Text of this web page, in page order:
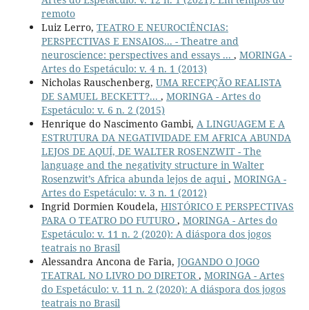
remoto
Luiz Lerro, TEATRO E NEUROCIÊNCIAS:
PERSPECTIVAS E ENSAIOS... - Theatre and
neuroscience: perspectives and essays ... , MORINGA -
Artes do Espetáculo: v. 4 n. 1 (2013)
Nicholas Rauschenberg, UMA RECEPÇÃO REALISTA
DE SAMUEL BECKETT?... , MORINGA - Artes do
Espetáculo: v. 6 n. 2 (2015)
Henrique do Nascimento Gambi, A LINGUAGEM E A
ESTRUTURA DA NEGATIVIDADE EM AFRICA ABUNDA
LEJOS DE AQUÍ, DE WALTER ROSENZWIT - The
language and the negativity structure in Walter
Rosenzwit’s Africa abunda lejos de aqui , MORINGA -
Artes do Espetáculo: v. 3 n. 1 (2012)
Ingrid Dormien Koudela, HISTÓRICO E PERSPECTIVAS
PARA O TEATRO DO FUTURO , MORINGA - Artes do
Espetáculo: v. 11 n. 2 (2020): A diáspora dos jogos
teatrais no Brasil
Alessandra Ancona de Faria, JOGANDO O JOGO
TEATRAL NO LIVRO DO DIRETOR , MORINGA - Artes
do Espetáculo: v. 11 n. 2 (2020): A diáspora dos jogos
teatrais no Brasil